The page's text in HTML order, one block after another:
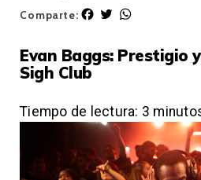
Comparte:
F
e
o
k
T
t
r
t
p
p
Evan Baggs: Prestigio
Sigh Club
Tiempo de lectura: 3